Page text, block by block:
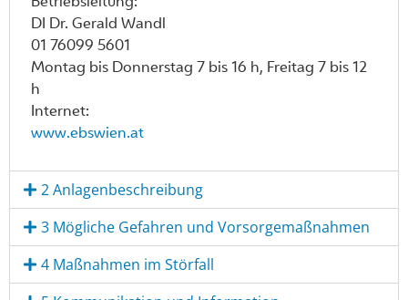
DI Dr. Gerald Wandl
01 76099 5601
Montag bis Donnerstag 7 bis 16 h, Freitag 7 bis 12
h
Internet:
www.ebswien.at
2 Anlagenbeschreibung
3 Mögliche Gefahren und Vorsorgemaßnahmen
4 Maßnahmen im Störfall